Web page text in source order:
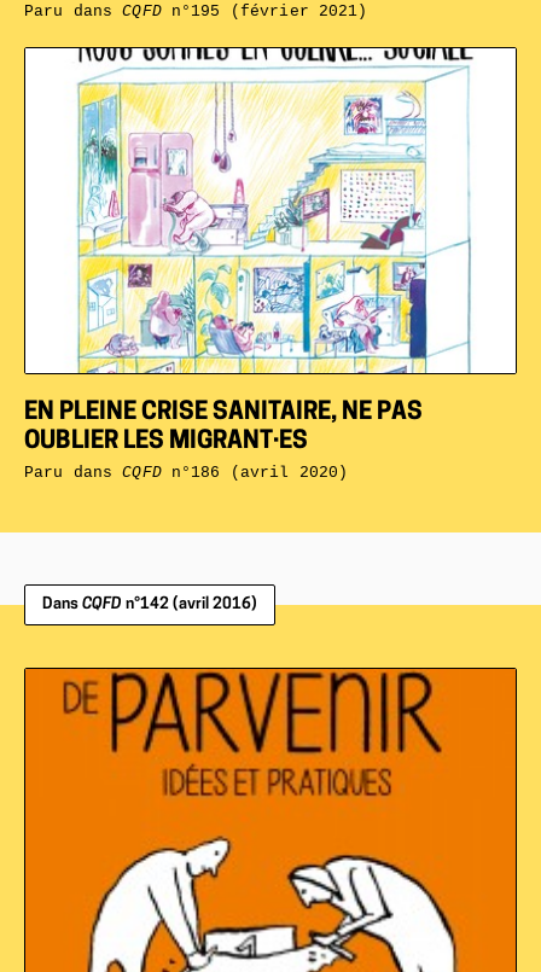
EN PLEINE CRISE SANITAIRE, NE PAS
OUBLIER LES MIGRANT·ES
Paru dansCQFDn°186 (avril 2020)
Paru dansCQFDn°195 (février 2021)
Dans CQFD n°142 (avril 2016)